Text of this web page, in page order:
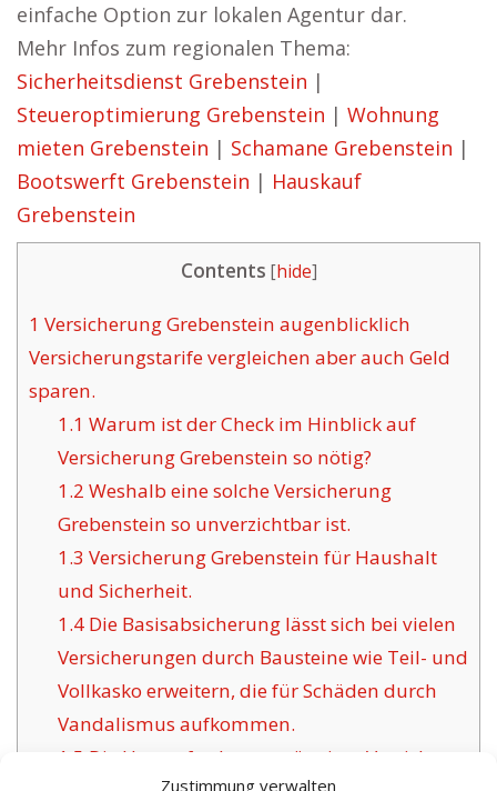
Zustimmung verwalten
einfache Option zur lokalen Agentur dar.
Mehr Infos zum regionalen Thema:
Sicherheitsdienst Grebenstein |
Steueroptimierung Grebenstein | Wohnung
mieten Grebenstein | Schamane Grebenstein |
Bootswerft Grebenstein | Hauskauf
Grebenstein
Contents [hide]
1 Versicherung Grebenstein augenblicklich
Versicherungstarife vergleichen aber auch Geld
sparen.
1.1 Warum ist der Check im Hinblick auf
Versicherung Grebenstein so nötig?
1.2 Weshalb eine solche Versicherung
Grebenstein so unverzichtbar ist.
1.3 Versicherung Grebenstein für Haushalt
und Sicherheit.
1.4Die Basisabsicherung lässt sich bei vielen
Versicherungen durch Bausteine wie Teil- und
Vollkasko erweitern, die für Schäden durch
Vandalismus aufkommen.
1.5 Die Herausforderung gängiger Versicherer